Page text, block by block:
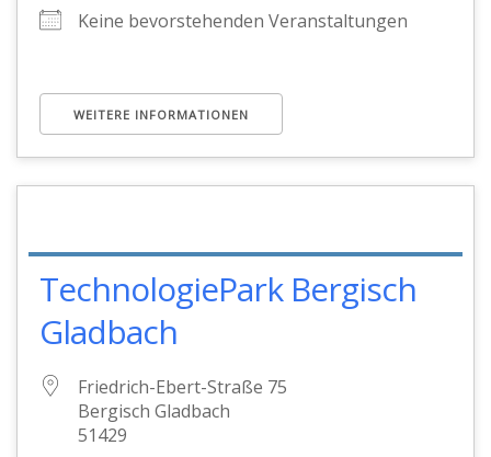
Keine bevorstehenden Veranstaltungen
WEITERE INFORMATIONEN
TechnologiePark Bergisch
Gladbach
Friedrich-Ebert-Straße 75
Bergisch Gladbach
51429